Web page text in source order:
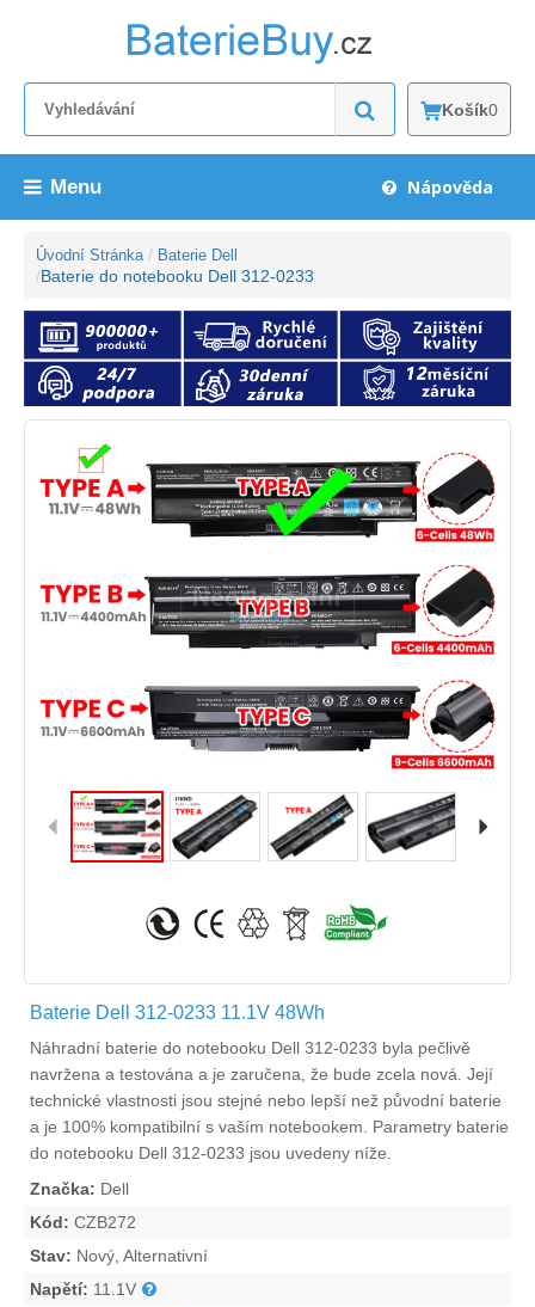
Košík0
Menu Nápověda
Úvodní Stránka Baterie Dell
Baterie do notebooku Dell 312-0233
Baterie Dell 312-0233 11.1V 48Wh
Náhradní baterie do notebooku Dell 312-0233 byla pečlivě
navržena a testována a je zaručena, že bude zcela nová. Její
technické vlastnosti jsou stejné nebo lepší než původní baterie
a je 100% kompatibilní s vaším notebookem. Parametry baterie
do notebooku Dell 312-0233 jsou uvedeny níže.
Značka: Dell
Kód: CZB272
Stav: Nový, Alternativní
Napětí: 11.1V